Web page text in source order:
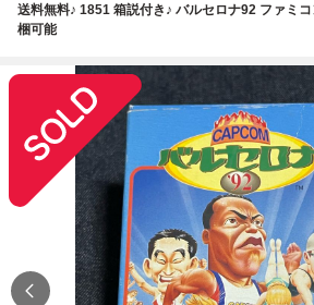
送料無料♪ 1851 箱説付き♪ バルセロナ92 ファミ
梱可能